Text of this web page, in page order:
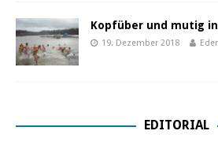
Kopfüber und mutig
19. Dezember 2018
EDITORIAL